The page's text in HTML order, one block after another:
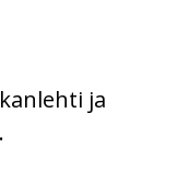
ja